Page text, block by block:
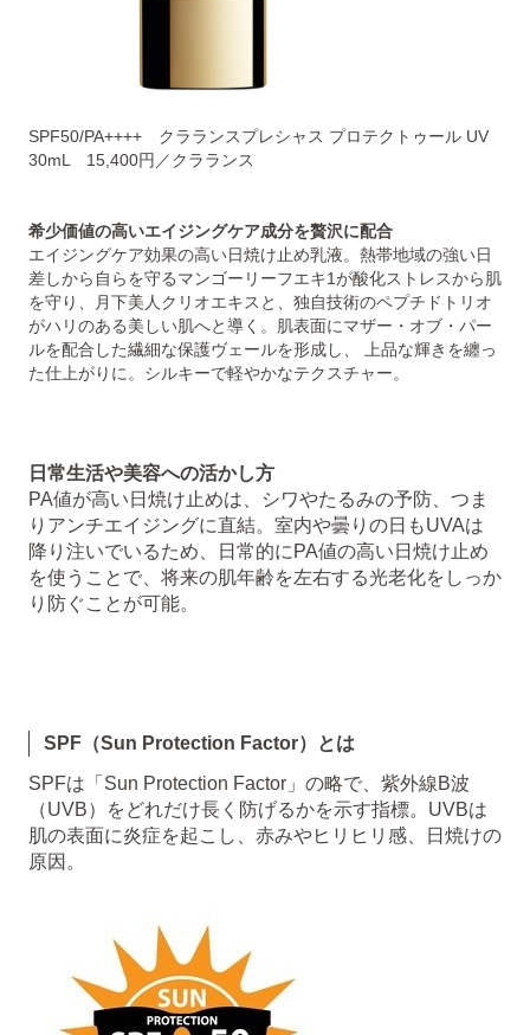
SPF50/PA++++ クラランスプレシャス プロテクトゥール UV
30mL 15,400円／クラランス
希少価値の高いエイジングケア成分を贅沢に配合
エイジングケア効果の高い日焼け止め乳液。熱帯地域の強い日
差しから自らを守るマンゴーリーフエキ1が酸化ストレスから肌
を守り、月下美人クリオエキスと、独自技術のペプチドトリオ
がハリのある美しい肌へと導く。肌表面にマザー・オブ・パー
ルを配合した繊細な保護ヴェールを形成し、 上品な輝きを纏っ
た仕上がりに。シルキーで軽やかなテクスチャー。
日常生活や美容への活かし方
PA値が高い日焼け止めは、シワやたるみの予防、つま
りアンチエイジングに直結。室内や曇りの日もUVAは
降り注いでいるため、日常的にPA値の高い日焼け止め
を使うことで、将来の肌年齢を左右する光老化をしっか
り防ぐことが可能。
SPF（Sun Protection Factor）とは
SPFは「Sun Protection Factor」の略で、紫外線B波
（UVB）をどれだけ長く防げるかを示す指標。UVBは
肌の表面に炎症を起こし、赤みやヒリヒリ感、日焼けの
原因。